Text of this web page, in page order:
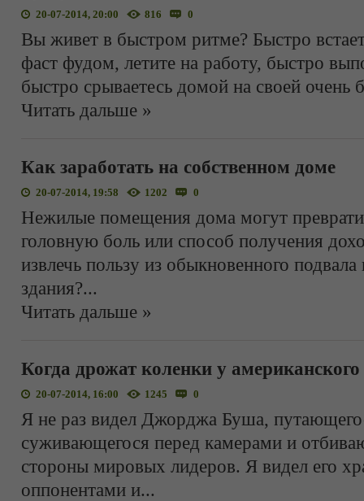
20-07-2014, 20:00 816 0
Вы живет в быстром ритме? Быстро
фаст фудом, летите на работу, быстро
быстро срываетесь домой на своей очень
Читать дальше »
Как заработать на собственном доме
20-07-2014, 19:58 1202 0
Нежилые помещения дома могут
головную боль или способ получения
извлечь пользу из обыкновенного
здания?...
Читать дальше »
Когда дрожат коленки у американского
20-07-2014, 16:00 1245 0
Я не раз видел Джорджа Буша,
суживающегося перед камерами и
стороны мировых лидеров. Я видел его
оппонентами и...